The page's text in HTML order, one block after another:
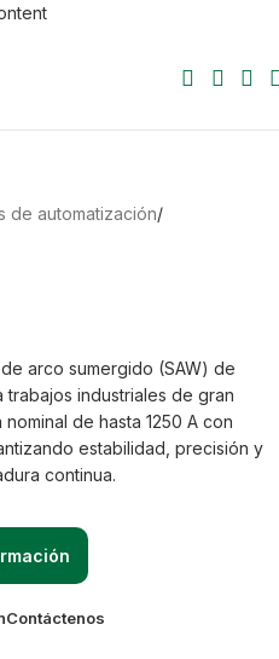
de automatización/
arco sumergido (SAW) de
industriales de gran
de hasta 1250 A con
estabilidad, precisión y
continua.
Contáctenos